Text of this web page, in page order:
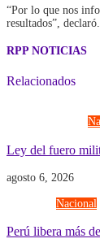
“Por lo que nos
resultados”, declaró.
RPP NOTICIAS
Relacionados
Ley del fuero
agosto 6, 2026
Nacional
Perú libera más